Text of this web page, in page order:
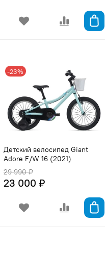
-23%
Детский велосипед Giant
Adore F/W 16 (2021)
29 990 ₽
23 000 ₽